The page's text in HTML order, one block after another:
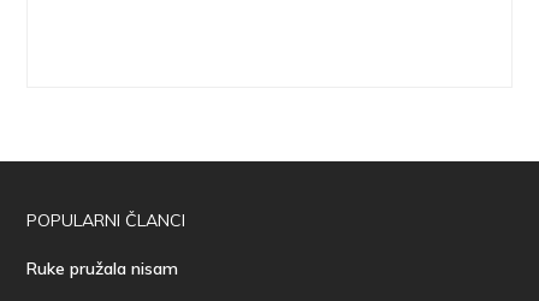
POPULARNI ČLANCI
Ruke pružala nisam